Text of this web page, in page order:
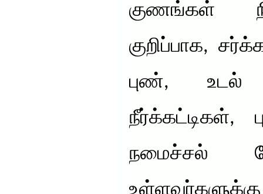
குணங்கள்
குறிப்பாக,
புண், உடல்
நீர்க்கட்டிகள்,
நமைச்சல்